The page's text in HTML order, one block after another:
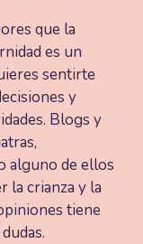
que la
es un
sentirte
y
Blogs y
alguno de ellos
la crianza y la
tiene